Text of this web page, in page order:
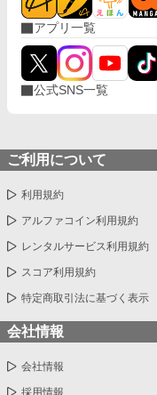
アプリ一覧
公式SNS一覧
ご利用について
利用規約
アルファコイン利用規約
レンタルサービス利用規約
スコア利用規約
特定商取引法に基づく表示
会社情報
会社情報
採用情報